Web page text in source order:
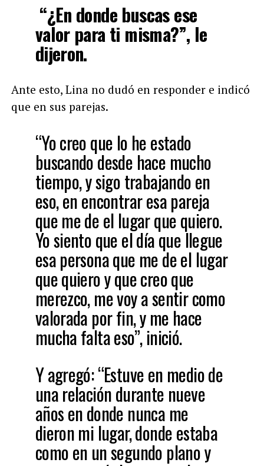
“¿En donde buscas ese
valor para ti misma?”, le
dijeron.
Ante esto, Lina no dudó en responder e indicó
que en sus parejas.
“Yo creo que lo he estado
buscando desde hace mucho
tiempo, y sigo trabajando en
eso, en encontrar esa pareja
que me de el lugar que quiero.
Yo siento que el día que llegue
esa persona que me de el lugar
que quiero y que creo que
merezco, me voy a sentir como
valorada por fin, y me hace
mucha falta eso”, inició.
Y agregó: “Estuve en medio de
una relación durante nueve
años en donde nunca me
dieron mi lugar, donde estaba
como en un segundo plano y